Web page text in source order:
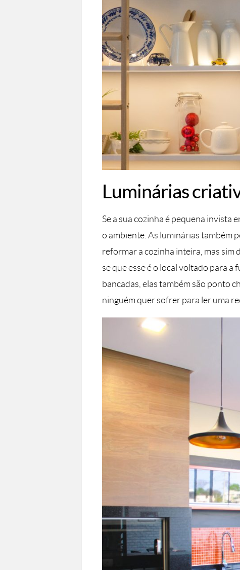
Luminárias
Se a sua cozinha é pequena invista
o ambiente. As luminárias também
reformar a cozinha inteira, mas sim
se que esse é o local voltado para
bancadas, elas também são ponto
ninguém quer sofrer para ler uma